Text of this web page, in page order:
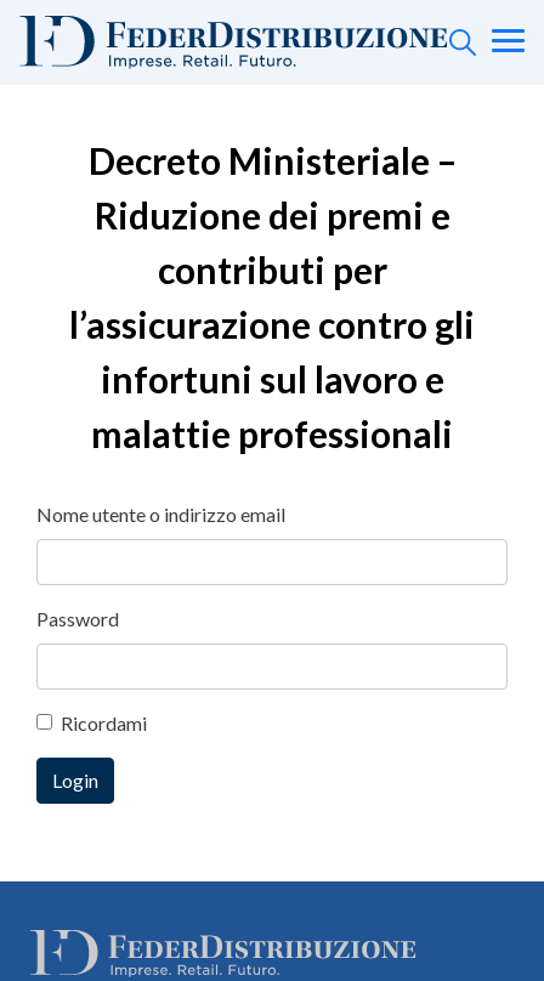
Decreto Ministeriale –
Riduzione dei premi e
contributi per
l’assicurazione contro gli
infortuni sul lavoro e
malattie professionali
Nome utente o indirizzo email
Password
Ricordami